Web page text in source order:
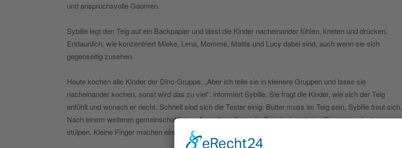
und anspruchsvolle Gaumen.
Sybille legt den Teig auf ein Backpapier und lässt die Kinder nacheinander fühlen, kneten und drücken.
Erstaunlich, wie konzentriert Mieke, Lena, Momme, Mattis und Lucy dabei sind, auch wenn sie sich
gegenseitig zusehen.
Heute kochen alle Kinder der Dino-Gruppe. „Aber ich teile sie in kleinere Gruppen und lasse sie
nacheinander kochen, sonst wird das zu viel“, informiert Sybille. Sie fragt die Kinder, wie sich der Teig
anfühlt und wonach er riecht. Schnell sind sich die Tester einig: Butter muss im Teig sein, Sybille freut sich.
Nach einem weiteren gemeinschaftlichen Ausrollen gilt es, die Teigränder mit den Fingern nach oben zu
stülpen. Kleine Finger machen einen kleinen Rand, den Sybille stellenweise ausbessert.